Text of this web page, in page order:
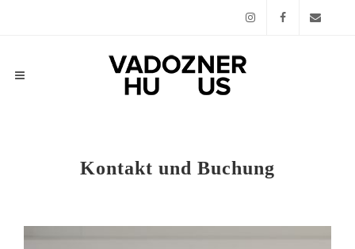
Instagram
Kontakt und Buchung